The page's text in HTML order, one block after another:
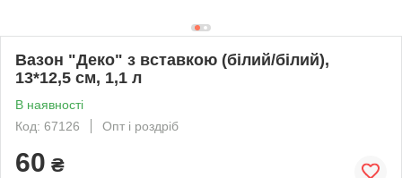
Вазон "Деко" з вставкою (білий/білий),
13*12,5 см, 1,1 л
В наявності
Код: 67126
Опт і роздріб
60 ₴